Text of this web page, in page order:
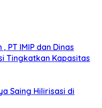
PT IMIP dan Dinas
Tingkatkan Kapasitas
Saing Hilirisasi di